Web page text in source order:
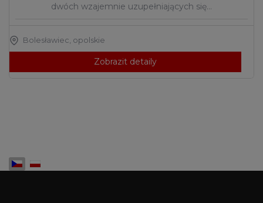
dwóch wzajemnie uzupełniających się…
Bolesławiec opolskie
Zobrazit detaily
Zvolte jazyk